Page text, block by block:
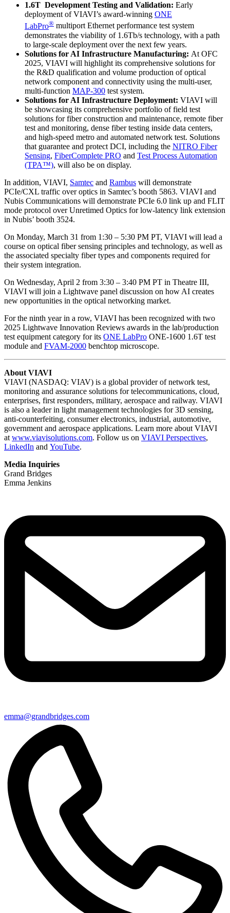
1.6T Development Testing and Validation: Early
deployment of VIAVI’s award-winning ONE
LabPro® multiport Ethernet performance test system
demonstrates the viability of 1.6Tb/s technology, with a path
to large-scale deployment over the next few years.
Solutions for AI Infrastructure Manufacturing: At OFC
2025, VIAVI will highlight its comprehensive solutions for
the R&D qualification and volume production of optical
network component and connectivity using the multi-user,
multi-function MAP-300 test system.
Solutions for AI Infrastructure Deployment: VIAVI will
be showcasing its comprehensive portfolio of field test
solutions for fiber construction and maintenance, remote fiber
test and monitoring, dense fiber testing inside data centers,
and high-speed metro and automated network test. Solutions
that guarantee and protect DCI, including the NITRO Fiber
Sensing, FiberComplete PRO and Test Process Automation
(TPA™), will also be on display.
In addition, VIAVI, Samtec and Rambus will demonstrate
PCIe/CXL traffic over optics in Samtec’s booth 5863. VIAVI and
Nubis Communications will demonstrate PCIe 6.0 link up and FLIT
mode protocol over Unretimed Optics for low-latency link extension
in Nubis’ booth 3524.
On Monday, March 31 from 1:30 – 5:30 PM PT, VIAVI will lead a
course on optical fiber sensing principles and technology, as well as
the associated specialty fiber types and components required for
their system integration.
On Wednesday, April 2 from 3:30 – 3:40 PM PT in Theatre III,
VIAVI will join a Lightwave panel discussion on how AI creates
new opportunities in the optical networking market.
For the ninth year in a row, VIAVI has been recognized with two
2025 Lightwave Innovation Reviews awards in the lab/production
test equipment category for its ONE LabPro ONE-1600 1.6T test
module and FVAM-2000 benchtop microscope.
About VIAVI
VIAVI (NASDAQ: VIAV) is a global provider of network test,
monitoring and assurance solutions for telecommunications, cloud,
enterprises, first responders, military, aerospace and railway. VIAVI
is also a leader in light management technologies for 3D sensing,
anti-counterfeiting, consumer electronics, industrial, automotive,
government and aerospace applications. Learn more about VIAVI
at www.viavisolutions.com. Follow us on VIAVI Perspectives,
LinkedIn and YouTube.
Media Inquiries
Grand Bridges
Emma Jenkins
emma@grandbridges.com